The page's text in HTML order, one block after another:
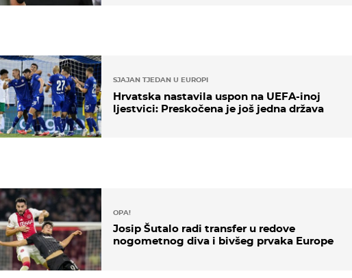
SJAJAN TJEDAN U EUROPI
Hrvatska nastavila uspon na UEFA-inoj
ljestvici: Preskočena je još jedna država
OPA!
Josip Šutalo radi transfer u redove
nogometnog diva i bivšeg prvaka Europe